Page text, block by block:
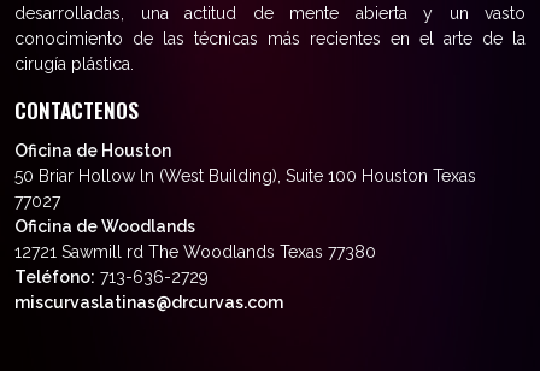
desarrolladas, una actitud de mente abierta y un vasto
conocimiento de las técnicas más recientes en el arte de la
cirugía plástica.
CONTACTENOS
Oficina de Houston
50 Briar Hollow ln (West Building), Suite 100 Houston Texas
77027
Oficina de Woodlands
12721 Sawmill rd The Woodlands Texas 77380
Teléfono: 713-636-2729
miscurvaslatinas@drcurvas.com